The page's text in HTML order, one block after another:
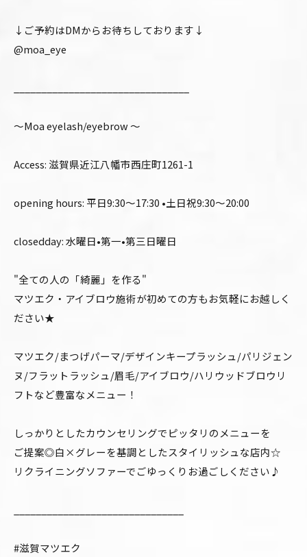
↓ご予約はDMからお待ちしております↓
@moa_eye
〜Moa eyelash/eyebrow 〜
Access: 滋賀県近江八幡市西庄町1261-1
opening hours: 平日9:30〜17:30 •土日祝9:30〜20:00
closedday: 水曜日•第一•第三日曜日
"全ての人の「綺麗」を作る"
マツエク・アイブロウ施術が初めての方もお気軽にお越しく
ださい★
マツエク/まつげパーマ/デザインキープラッシュ/パリジェン
ヌ/フラットラッシュ/眉毛/アイブロウ/ハリウッドブロウリ
フトなど豊富なメニュー！
しっかりとしたカウンセリングでピッタリのメニューを
ご提案◎白×グレーを基調としたスタイリッシュな店内☆
リクライニングソファーでごゆっくりお過ごしください♪
#滋賀マツエク